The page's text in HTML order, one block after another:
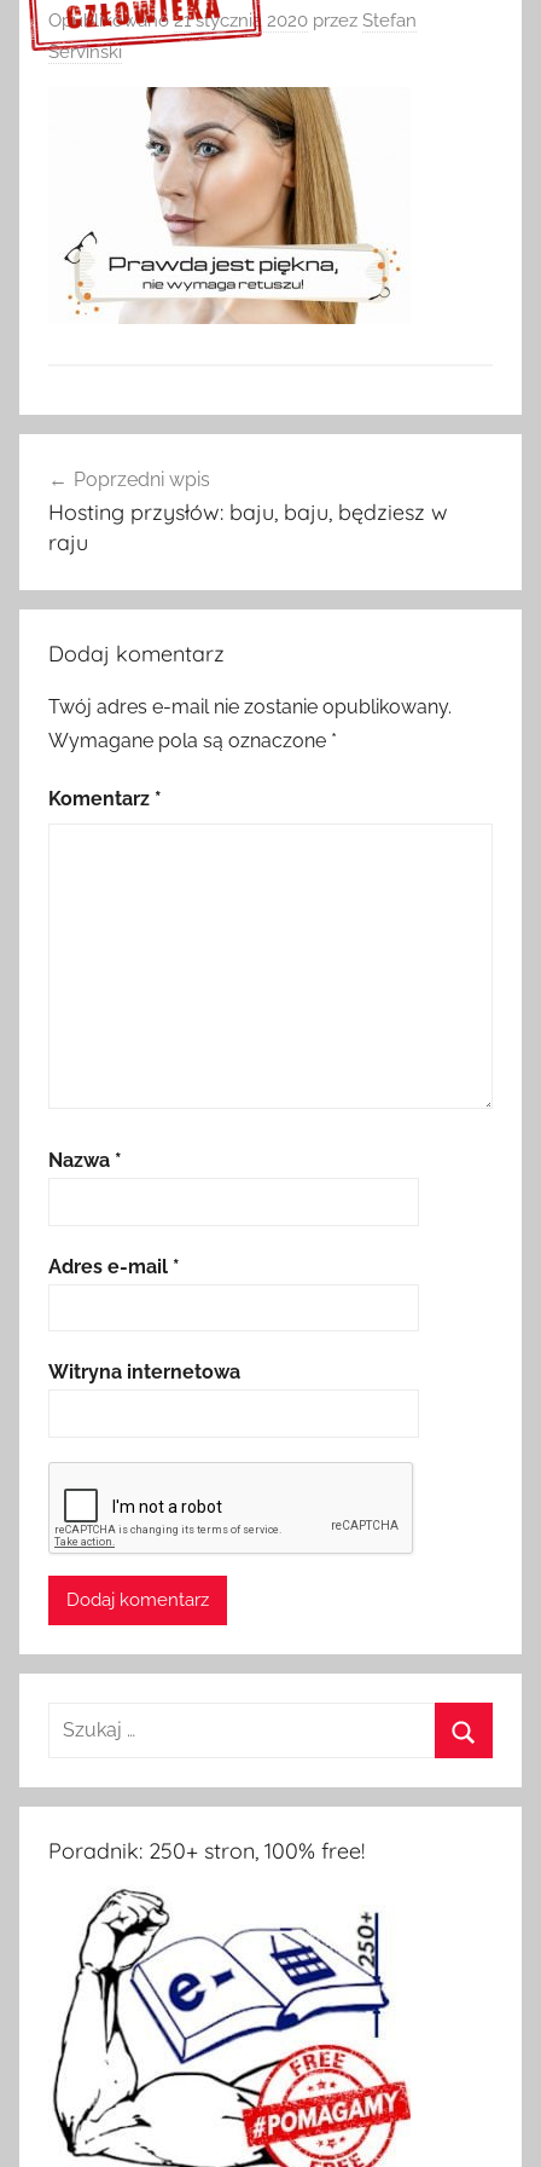
Sprawdź szczegóły >>>
Opublikowano21 stycznia 2020 przez Stefan
Serviński
wpisu
Poprzedni wpis
Hosting przysłów: baju, baju, będziesz w
raju
Dodaj komentarz
Twój adres e-mail nie zostanie opublikowany.
Wymagane pola są oznaczone *
Komentarz *
Nazwa *
Adres e-mail *
Witryna internetowa
Poradnik: 250+ stron, 100% free!